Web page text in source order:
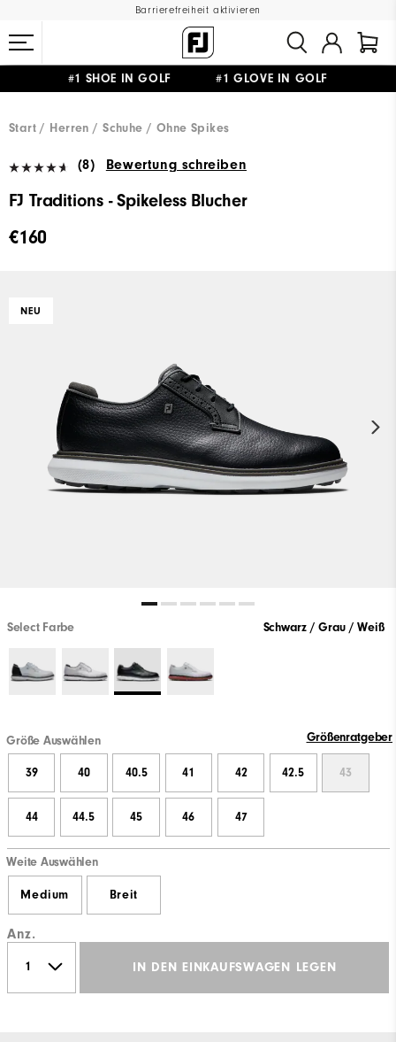
Barrierefreiheit aktivieren
#1 SHOE IN GOLF #1 GLOVE IN GOLF
Start
Herren Schuhe Ohne Spikes
(8) Bewertung schreiben
FJ Traditions - Spikeless Blucher
€160
NEU
Select Farbe Schwarz / Grau / Weiß
Größe Auswählen Größenratgeber
39 40 40.5 41 42 42.5 43
44 44.5 45 46 47
Weite Auswählen
Medium Breit
Anz.
IN DEN EINKAUFSWAGEN LEGEN